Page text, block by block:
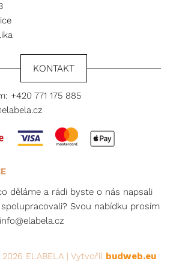
KONTAKT
+420 771 175 885
děláme a rádi byste o nás napsali
Svou nabídku prosím
info@elabela.cz
ELABELA | Vytvořil budweb.eu